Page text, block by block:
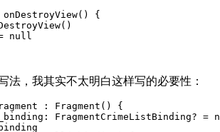
onDestroyView()
{
()
null
法，我其实不太明白这样写的必要性：
: Fragment ()
{
_binding : FragmentCrimeListBinding? =
binding